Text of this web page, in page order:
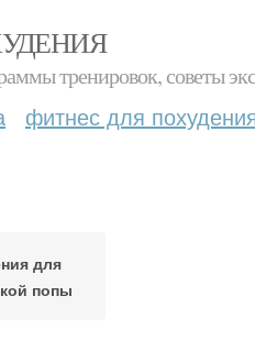
тренировок, советы
фитнес для
для
попы